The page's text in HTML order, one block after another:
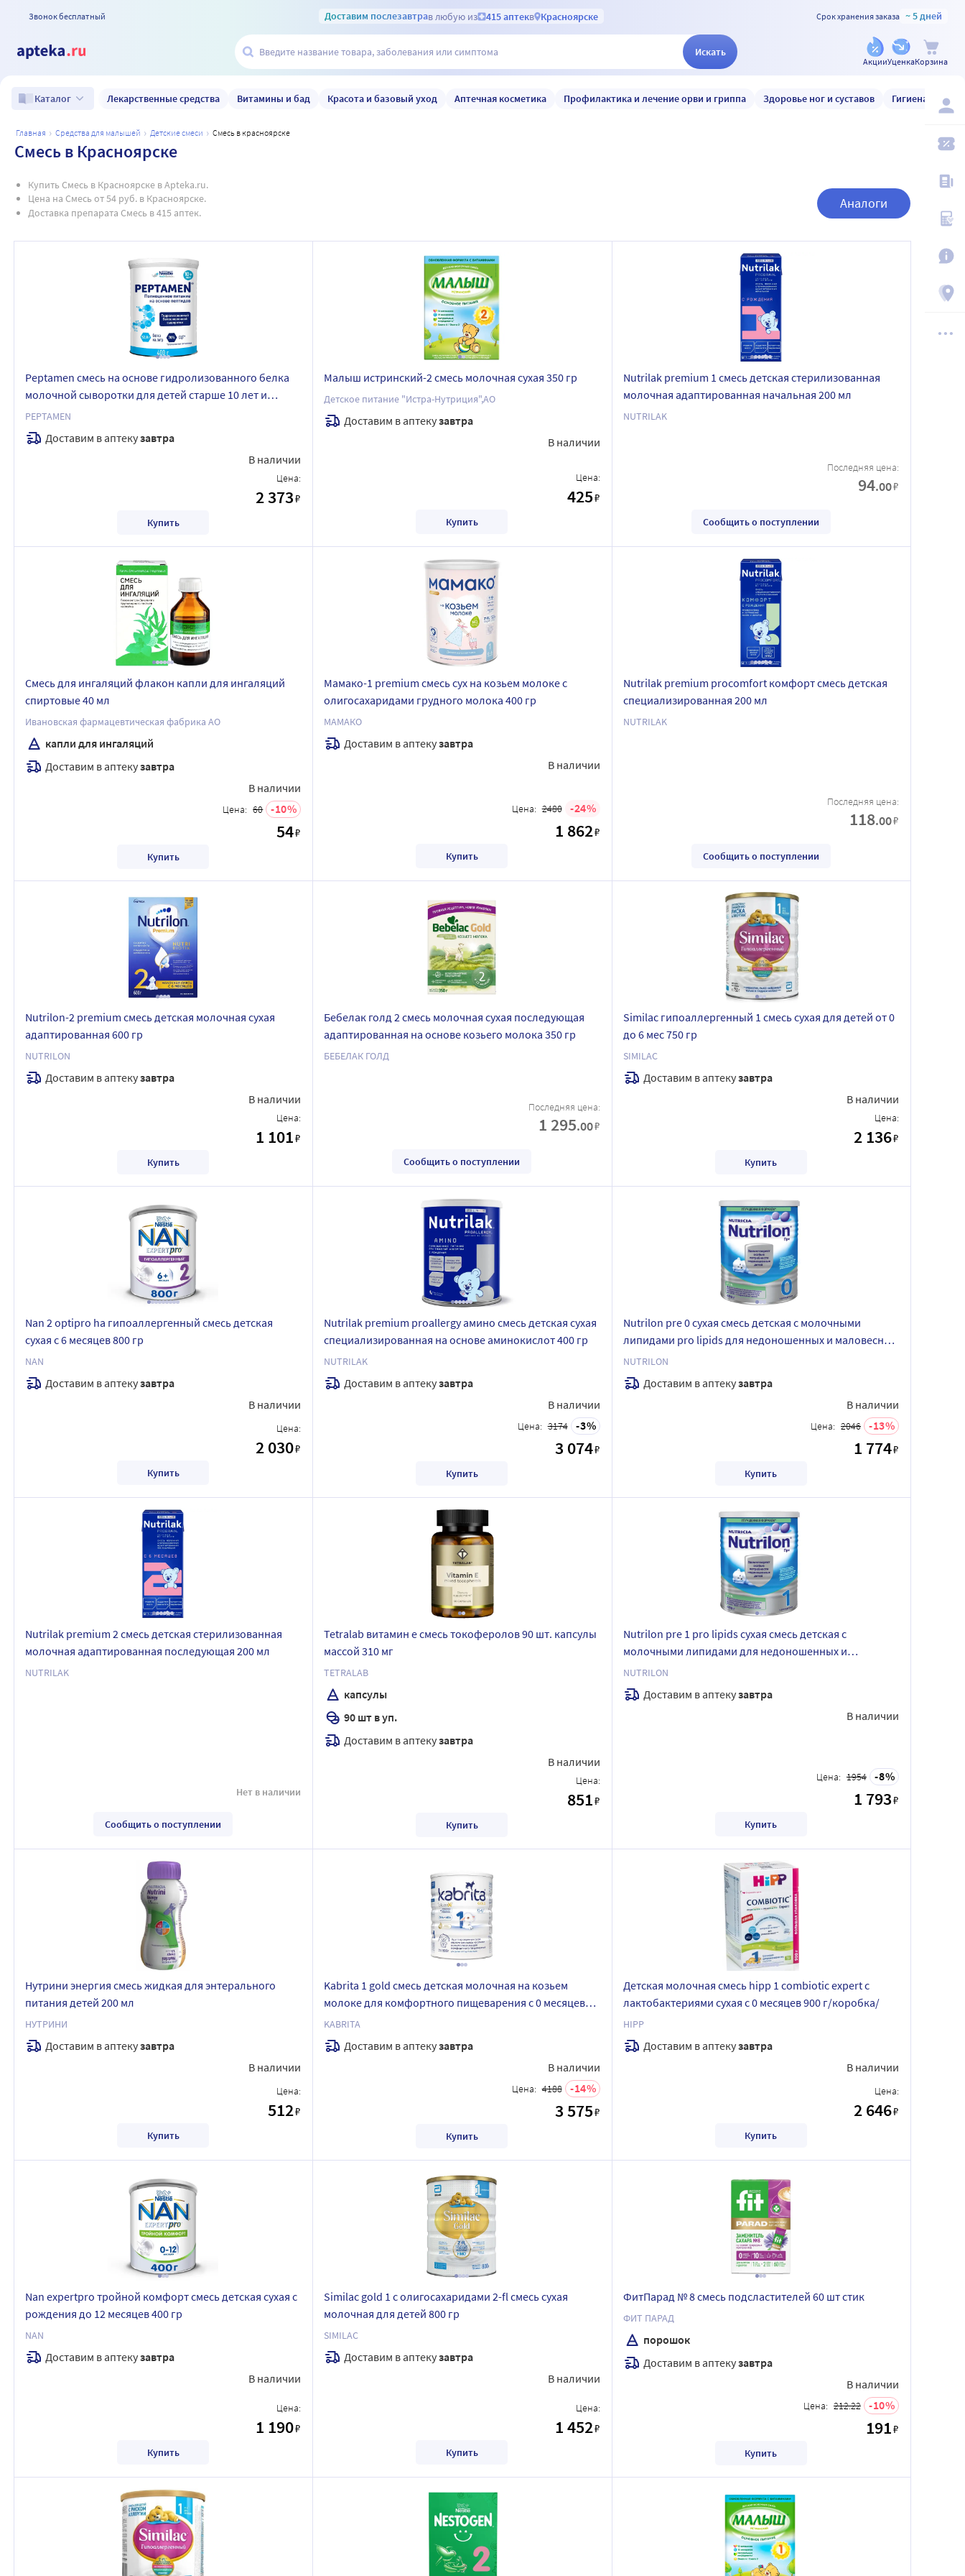
Звонок бесплатный Доставим послезавтрав любую из 415 аптекв Красноярске Срок хранения заказа ~ 5 дней
Искать
АкцииУценкаКорзина
Каталог Лекарственные средства Витамины и бад Красота и базовый уход Аптечная косметика Профилактика и лечение орви и гриппа Здоровье ног и суставов Гигиена и уход
главная средства для малышей детские смеси смесь в красноярске
Смесь в Красноярске
Купить Смесь в Красноярске в Apteka.ru.
Цена на Смесь от 54 руб. в Красноярске.
Доставка препарата Смесь в 415 аптек.
Аналоги
Peptamen смесь на основе гидролизованного белка
молочной сыворотки для детей старше 10 лет и
взрослых с ароматом ванили 400 гр
PEPTAMEN
Доставим в аптекузавтра
В наличии
Цена:
2 373₽
Купить
Малыш истринский-2 смесь молочная сухая 350 гр
Детское питание "Истра-Нутриция",АО
Доставим в аптекузавтра
В наличии
Цена:
425₽
Купить
Nutrilak premium 1 смесь детская стерилизованная
молочная адаптированная начальная 200 мл
NUTRILAK
Последняя цена:
94.00₽
Сообщить о поступлении
Смесь для ингаляций флакон капли для ингаляций
спиртовые 40 мл
Ивановская фармацевтическая фабрика АО
капли для ингаляций
Доставим в аптекузавтра
В наличии
Цена: 60 10
54₽
Купить
Мамако-1 premium смесь сух на козьем молоке с
олигосахаридами грудного молока 400 гр
МАМАКО
Доставим в аптекузавтра
В наличии
Цена: 2480 24
1 862₽
Купить
Nutrilak premium procomfort комфорт смесь детская
специализированная 200 мл
NUTRILAK
Последняя цена:
118.00₽
Сообщить о поступлении
Nutrilon-2 premium смесь детская молочная сухая
адаптированная 600 гр
NUTRILON
Доставим в аптекузавтра
В наличии
Цена:
1 101₽
Купить
Бебелак голд 2 смесь молочная сухая последующая
адаптированная на основе козьего молока 350 гр
БЕБЕЛАК ГОЛД
Последняя цена:
1 295.00₽
Сообщить о поступлении
Similac гипоаллергенный 1 смесь сухая для детей от 0
до 6 мес 750 гр
SIMILAC
Доставим в аптекузавтра
В наличии
Цена:
2 136₽
Купить
Nan 2 optipro ha гипоаллергенный смесь детская
сухая с 6 месяцев 800 гр
NAN
Доставим в аптекузавтра
В наличии
Цена:
2 030₽
Купить
Nutrilak premium proallergy амино смесь детская сухая
специализированная на основе аминокислот 400 гр
NUTRILAK
Доставим в аптекузавтра
В наличии
Цена: 3174 3
3 074₽
Купить
Nutrilon pre 0 сухая смесь детская с молочными
липидами pro lipids для недоношенных и маловесных
детей 400 гр
NUTRILON
Доставим в аптекузавтра
В наличии
Цена: 2046 13
1 774₽
Купить
Nutrilak premium 2 смесь детская стерилизованная
молочная адаптированная последующая 200 мл
NUTRILAK
Нет в наличии
Сообщить о поступлении
Tetralab витамин е смесь токоферолов 90 шт. капсулы
массой 310 мг
TETRALAB
капсулы
90 шт в уп.
Доставим в аптекузавтра
В наличии
Цена:
851₽
Купить
Nutrilon pre 1 pro lipids сухая смесь детская с
молочными липидами для недоношенных и
маловесных детей 400 гр
NUTRILON
Доставим в аптекузавтра
В наличии
Цена: 1954 8
1 793₽
Купить
Нутрини энергия смесь жидкая для энтерального
питания детей 200 мл
НУТРИНИ
Доставим в аптекузавтра
В наличии
Цена:
512₽
Купить
Kabrita 1 gold смесь детская молочная на козьем
молоке для комфортного пищеварения с 0 месяцев
800 гр
KABRITA
Доставим в аптекузавтра
В наличии
Цена: 4188 14
3 575₽
Купить
Детская молочная смесь hipp 1 combiotic expert c
лактобактериями сухая c 0 месяцев 900 г/коробка/
HIPP
Доставим в аптекузавтра
В наличии
Цена:
2 646₽
Купить
Nan expertpro тройной комфорт смесь детская сухая с
рождения до 12 месяцев 400 гр
NAN
Доставим в аптекузавтра
В наличии
Цена:
1 190₽
Купить
Similac gold 1 с олигосахаридами 2-fl смесь сухая
молочная для детей 800 гр
SIMILAC
Доставим в аптекузавтра
В наличии
Цена:
1 452₽
Купить
ФитПарад № 8 смесь подсластителей 60 шт стик
ФИТ ПАРАД
порошок
Доставим в аптекузавтра
В наличии
Цена: 212.22 10
191₽
Купить